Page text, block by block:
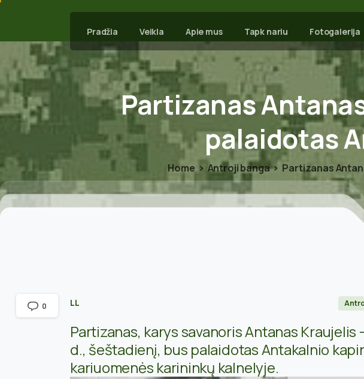
Pradžia Veikla Apie mus Tapk nariu Fotogalerija
Partizanas
palaidotas
Home Antroji banga Partizanas
LL
Partizanas, karys savanoris Antanas Kraujelis
d., šeštadienį, bus palaidotas Antakalnio
kariuomenės karininkų kalnelyje.
0